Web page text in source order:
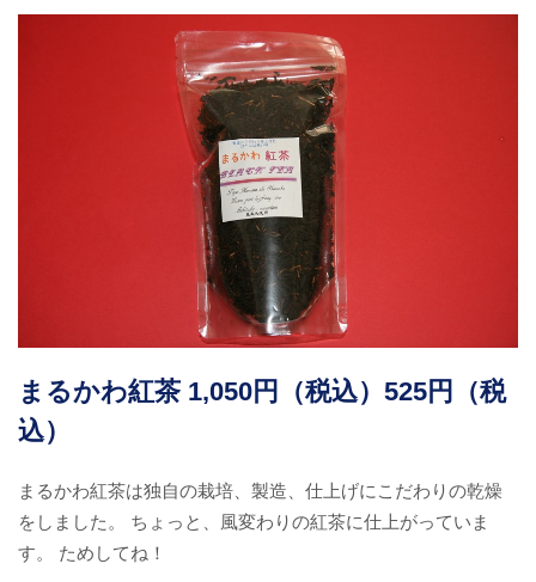
まるかわ紅茶 1,050円（税込）525円（税
込）
まるかわ紅茶は独自の栽培、製造、仕上げにこだわりの乾燥
をしました。 ちょっと、風変わりの紅茶に仕上がっていま
す。 ためしてね！